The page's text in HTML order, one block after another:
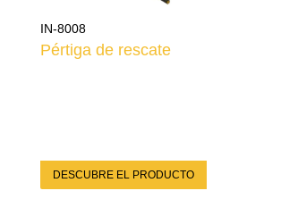
IN-8008
Pértiga de rescate
DESCUBRE EL PRODUCTO